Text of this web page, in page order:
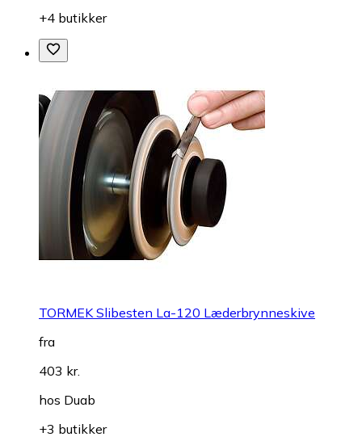
+4 butikker
TORMEK Slibesten La-120 Læderbrynneskive
fra
403 kr.
hos Duab
+3 butikker